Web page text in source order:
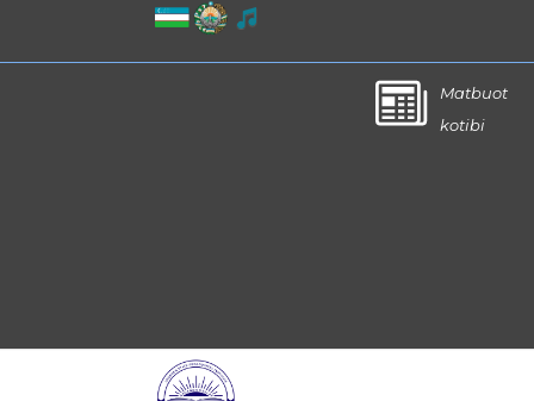
Matbuot
kotibi